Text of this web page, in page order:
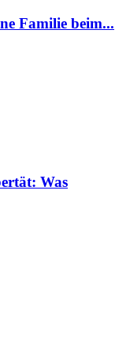
Familie beim...
Was